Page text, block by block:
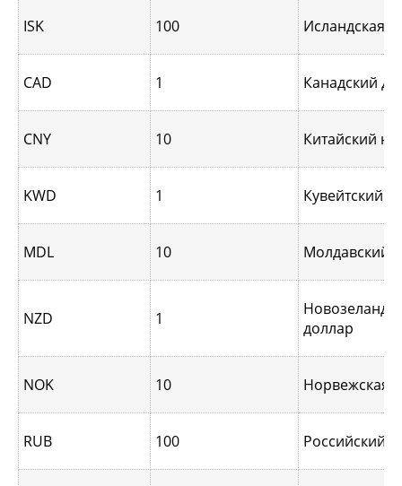
ISK 100 Исландская
CAD 1 Канадский
CNY 10 Китайский
KWD 1 Кувейтский
MDL 10 Молдавский
NZD 1
доллар
NOK 10 Норвежская
RUB 100 Российский